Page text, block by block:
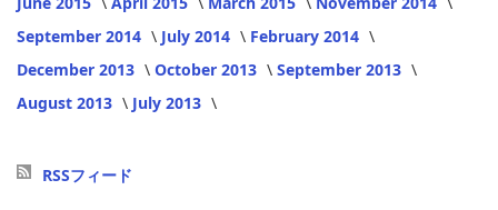
September 2014
July 2014
February 2014
December 2013
October 2013
September 2013
August 2013
July 2013
RSSフィード